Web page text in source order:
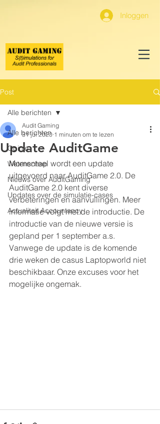
Inloggen
Post
Alle berichten
Opinie
Wetenschap
Nieuws over AuditGaming
Updates over de simulatie-cases
Actualiteit Accountancy
Alle berichten
Update AuditGame
Audit Gaming
31 jul 2020 1 minuten om te lezen
Momenteel wordt een update
uitgevoerd naar AuditGame 2.0. De
AuditGame 2.0 kent diverse
verbeteringen en aanvullingen. Meer
informatie volgt met de introductie. De
introductie van de nieuwe versie is
gepland per 1 september a.s.
Vanwege de update is de komende
drie weken de casus Laptopworld niet
beschikbaar. Onze excuses voor het
mogelijke ongemak.